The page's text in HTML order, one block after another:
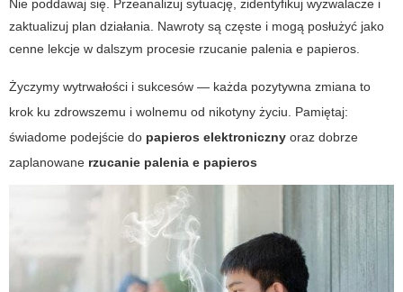
Nie poddawaj się. Przeanalizuj sytuację, zidentyfikuj wyzwalacze i
zaktualizuj plan działania. Nawroty są częste i mogą posłużyć jako
cenne lekcje w dalszym procesie rzucanie palenia e papieros
Życzymy wytrwałości i sukcesów — każda pozytywna zmiana to
krok ku zdrowszemu i wolnemu od nikotyny życiu. Pamiętaj:
świadome podejście do papieros elektroniczny oraz dobrze
zaplanowane rzucanie palenia e papieros